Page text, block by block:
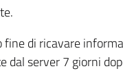
di ricavare
server 7 giorni